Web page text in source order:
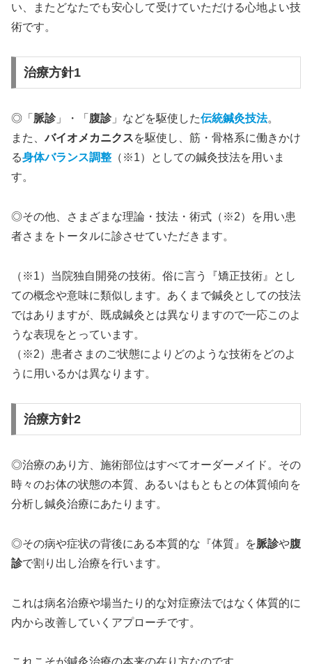
い、またどなたでも安心して受けていただける心地よい技
術です。
治療方針1
◎「 脈診」・「 腹診」などを駆使した伝統鍼灸技法。
また、バイオメカニクスを駆使し、筋・骨格系に働きかけ
る身体バランス調整 （※1）としての鍼灸技法を用いま
す。
◎その他、さまざまな理論・技法・術式（※2）を用い患
者さまをトータルに診させていただきます。
（※1）当院独自開発の技術。俗に言う『矯正技術』とし
ての概念や意味に類似します。あくまで鍼灸としての技法
ではありますが、既成鍼灸とは異なりますので一応このよ
うな表現をとっています。
（※2）患者さまのご状態によりどのような技術をどのよ
うに用いるかは異なります。
治療方針2
◎治療のあり方、施術部位はすべてオーダーメイド。その
時々のお体の状態の本質、あるいはもともとの体質傾向を
分析し鍼灸治療にあたります。
◎その病や症状の背後にある本質的な『体質』を脈診や腹
診で割り出し治療を行います。
これは病名治療や場当たり的な対症療法ではなく体質的に
内から改善していくアプローチです。
これこそが鍼灸治療の本来の在り方なのです。